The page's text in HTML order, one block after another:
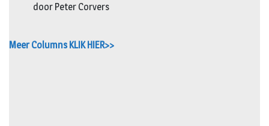
door Peter Corvers
Meer Columns KLIK HIER>>